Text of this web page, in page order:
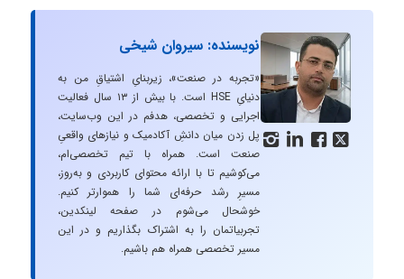
   
نویسنده: سیروان شیخی
«تجربه در صنعت»، زیربنایِ اشتیاقِ من به
دنیایِ HSE است. با بیش از ۱۳ سال فعالیت
اجرایی و تخصصی، هدفم در این وب‌سایت،
پل زدن میان دانشِ آکادمیک و نیازهای واقعیِ
صنعت است. همراه با تیم تخصصی‌ام،
می‌کوشیم تا با ارائه محتوای کاربردی و به‌روز،
مسیرِ رشد حرفه‌ای شما را هموارتر کنیم.
خوشحال می‌شوم در صفحه لینکدین،
تجربیاتمان را به اشتراک بگذاریم و در این
مسیر تخصصی همراه هم باشیم.